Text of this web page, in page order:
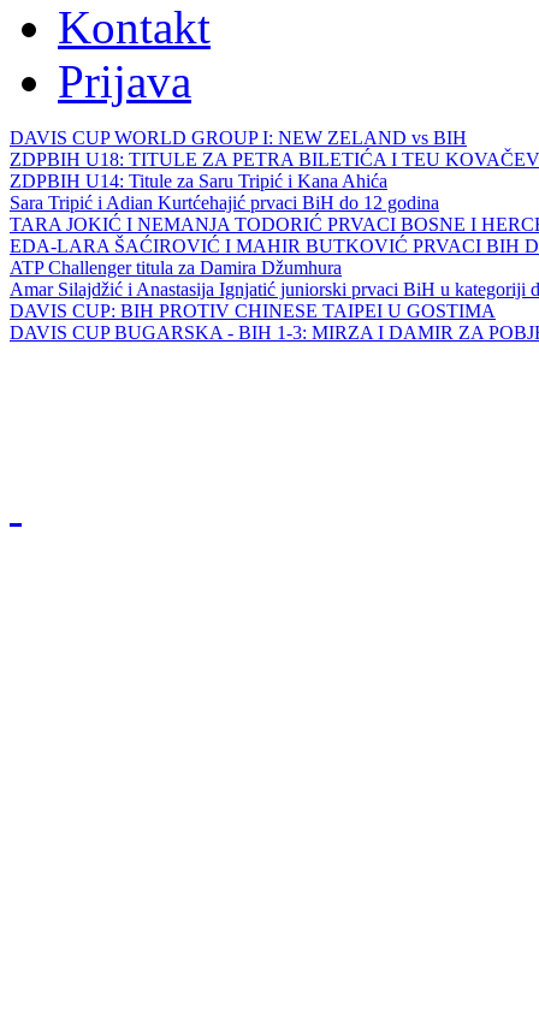
Kontakt
Prijava
DAVIS CUP WORLD GROUP I: NEW ZELAND vs BIH
ZDPBIH U18: TITULE ZA PETRA BILETIĆA I TEU
ZDPBIH U14: Titule za Saru Tripić i Kana Ahića
Sara Tripić i Adian Kurtćehajić prvaci BiH do 12 godina
TARA JOKIĆ I NEMANJA TODORIĆ PRVACI BOSNE I
EDA-LARA ŠAĆIROVIĆ I MAHIR BUTKOVIĆ PRVACI BIH
ATP Challenger titula za Damira Džumhura
Amar Silajdžić i Anastasija Ignjatić juniorski prvaci BiH u kategoriji
DAVIS CUP: BIH PROTIV CHINESE TAIPEI U GOSTIMA
DAVIS CUP BUGARSKA - BIH 1-3: MIRZA I DAMIR ZA